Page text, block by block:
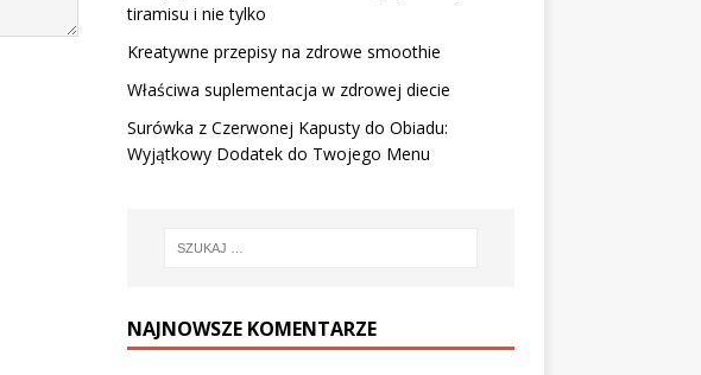
tiramisu i nie tylko
Kreatywne przepisy na zdrowe smoothie
Właściwa suplementacja w zdrowej diecie
Surówka z Czerwonej Kapusty do Obiadu:
Wyjątkowy Dodatek do Twojego Menu
NAJNOWSZE KOMENTARZE